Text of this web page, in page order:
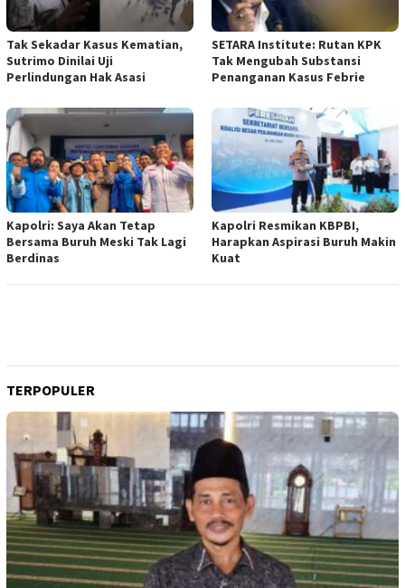
Tak Sekadar Kasus Kematian,
Sutrimo Dinilai Uji
Perlindungan Hak Asasi
SETARA Institute: Rutan KPK
Tak Mengubah Substansi
Penanganan Kasus Febrie
Kapolri: Saya Akan Tetap
Bersama Buruh Meski Tak Lagi
Berdinas
Kapolri Resmikan KBPBI,
Harapkan Aspirasi Buruh Makin
Kuat
TERPOPULER